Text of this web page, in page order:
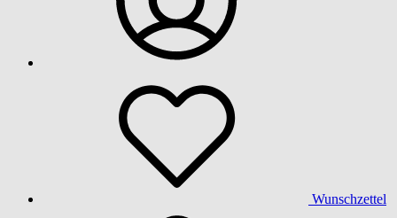
Wunschzettel